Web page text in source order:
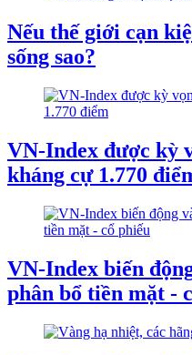
Nếu thế giới cạn
sống sao?
VN-Index được kỳ
kháng cự 1.770
VN-Index biến
phân bổ tiền mặt -